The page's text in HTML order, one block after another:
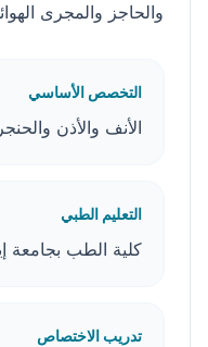
والحاجز والمجرى
التخصص الأساسي
الأنف والأذن
التعليم الطبي
كلية الطب بجامعة
تدريب الاختصاص